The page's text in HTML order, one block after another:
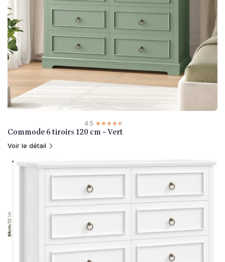
4.5 ☆☆☆☆☆
★★★★★
Commode 6 tiroirs 120 cm - Vert
Voir le détail